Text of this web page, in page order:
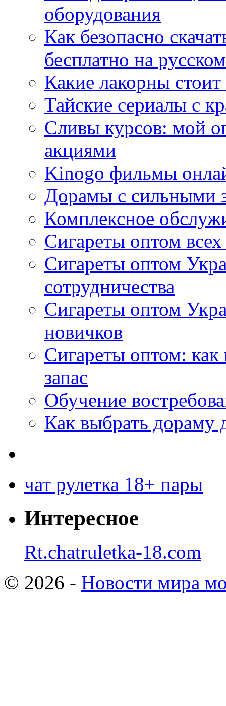
оборудования
Как безопасно
бесплатно на
Какие лакорны
Тайские сериалы с
Сливы курсов: мой
акциями
Kinogo фильмы
Дорамы с сильными
Комплексное
Сигареты оптом
Сигареты оптом
сотрудничества
Сигареты оптом
новичков
Сигареты оптом:
запас
Обучение
Как выбрать дораму
чат рулетка 18+ пары
Интересное
Rt.chatruletka-18.com
© 2026 - Новости мира